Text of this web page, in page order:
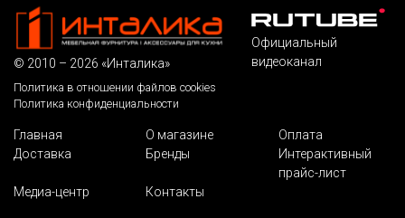
© 2010 – 2026 «Инталика»
Политика в отношении файлов cookies
Политика конфиденциальности
Официальный
видеоканал
Главная О магазине
Оплата
Доставка
Бренды
Интерактивный
прайс-лист
Медиа-центр
Контакты